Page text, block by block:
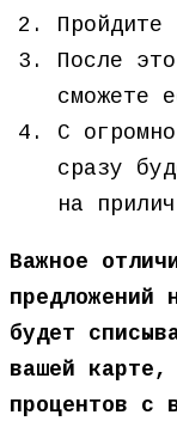
Пройдите
После
сможете
С
сразу
на
Важное
предложений
будет
вашей карте,
процентов с